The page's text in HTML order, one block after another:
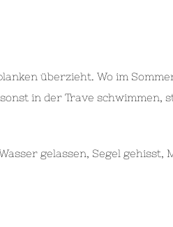
überzieht. Wo im
in der Trave schwimmen,
gelassen, Segel gehisst,